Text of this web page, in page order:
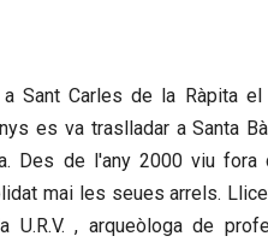
a Sant Carles de la Ràpita
es va traslladar a Santa
Des de l'any 2000 viu fora
mai les seues arrels.
U.R.V. , arqueòloga de